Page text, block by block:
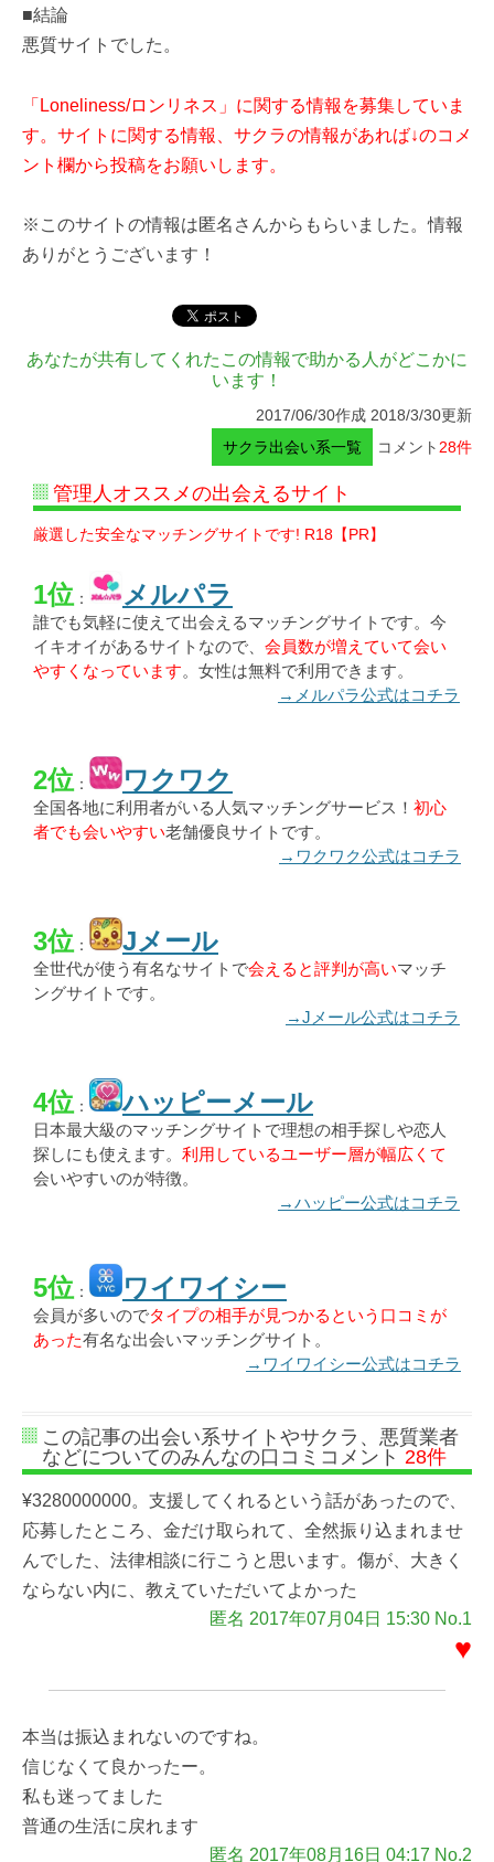
■結論
悪質サイトでした。
「Loneliness/ロンリネス」に関する情報を募集していま
す。サイトに関する情報、サクラの情報があれば↓のコメ
ント欄から投稿をお願いします。
※このサイトの情報は匿名さんからもらいました。情報
ありがとうございます！
あなたが共有してくれたこの情報で助かる人がどこかに
います！
2017/06/30作成 2018/3/30更新
サクラ出会い系一覧
コメント28件
管理人オススメの出会えるサイト
厳選した安全なマッチングサイトです! R18【PR】
1位： メルパラ
誰でも気軽に使えて出会えるマッチングサイトです。今
イキオイがあるサイトなので、 会員数が増えていて会い
やすくなっています。女性は無料で利用できます。
→メルパラ公式はコチラ
2位： ワクワク
全国各地に利用者がいる人気マッチングサービス！ 初心
者でも会いやすい老舗優良サイトです。
→ワクワク公式はコチラ
3位： Jメール
全世代が使う有名なサイトで会えると評判が高いマッチ
ングサイトです。
→Jメール公式はコチラ
4位： ハッピーメール
日本最大級のマッチングサイトで理想の相手探しや恋人
探しにも使えます。 利用しているユーザー層が幅広くて
会いやすいのが特徴。
→ハッピー公式はコチラ
5位： ワイワイシー
会員が多いのでタイプの相手が見つかるという口コミが
あった有名な出会いマッチングサイト。
→ワイワイシー公式はコチラ
この記事の出会い系サイトやサクラ、悪質業者
などについてのみんなの口コミコメント 28件
¥3280000000。支援してくれるという話があったので、
応募したところ、金だけ取られて、全然振り込まれませ
んでした、法律相談に行こうと思います。傷が、大きく
ならない内に、教えていただいてよかった
匿名 2017年07月04日 15:30 No.1
♥
本当は振込まれないのですね。
信じなくて良かったー。
私も迷ってました
普通の生活に戻れます
匿名 2017年08月16日 04:17 No.2